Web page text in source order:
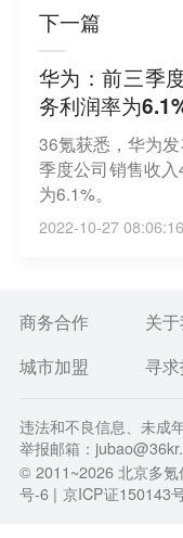
下一篇
华为：前三季
务利润率为
36氪获悉，华为
季度公司销售收
为6.1%。
2022-10-27 08:06:16
商务合作 关
城市加盟
寻求
违法和不良信息、未成
举报邮箱：
© 2011~2026北京多氪
号-6 | 京ICP证150143